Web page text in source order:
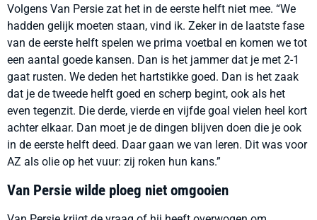
Volgens Van Persie zat het in de eerste helft niet mee. “We
hadden gelijk moeten staan, vind ik. Zeker in de laatste fase
van de eerste helft spelen we prima voetbal en komen we tot
een aantal goede kansen. Dan is het jammer dat je met 2-1
gaat rusten. We deden het hartstikke goed. Dan is het zaak
dat je de tweede helft goed en scherp begint, ook als het
even tegenzit. Die derde, vierde en vijfde goal vielen heel kort
achter elkaar. Dan moet je de dingen blijven doen die je ook
in de eerste helft deed. Daar gaan we van leren. Dit was voor
AZ als olie op het vuur: zij roken hun kans.”
Van Persie wilde ploeg niet omgooien